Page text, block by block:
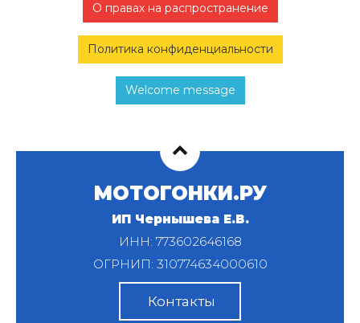
О правах на распространение
Политика конфиденциальности
Welcome message
МОТОГОНКИ.РУ
ИП Чернышева Е.В.
ИНН: 773602646168
ОГРНИП: 310774634000610
Контакты